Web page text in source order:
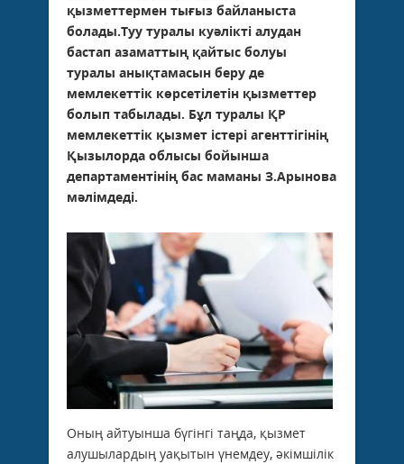
қызметтермен тығыз байланыста
болады.Туу туралы куәлікті алудан
бастап азаматтың қайтыс болуы
туралы анықтамасын беру де
мемлекеттік көрсетілетін қызметтер
болып табылады. Бұл туралы ҚР
мемлекеттік қызмет істері агенттігінің
Қызылорда облысы бойынша
департаментінің бас маманы З.Арынова
мәлімдеді.
Оның айтуынша бүгінгі таңда, қызмет
алушылардың уақытын үнемдеу, әкімшілік